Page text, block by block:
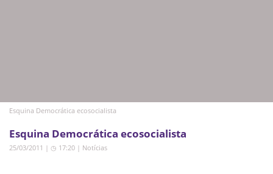
Esquina Democrática ecosocialista
Esquina Democrática ecosocialista
25/03/2011 | ◷ 17:20 | Notícias